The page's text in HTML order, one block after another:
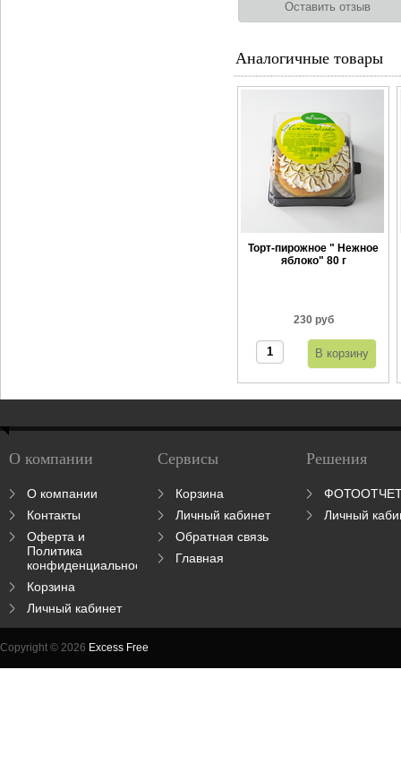
Аналогичные товары
Торт-пирожное " Нежное
яблоко" 80 г
230 руб
О компании
О компании
Контакты
Оферта и
Политика
конфиденциальности
Корзина
Личный кабинет
Сервисы
Корзина
Личный кабинет
Обратная связь
Главная
Решения
Личный
Copyright © 2026 Excess Free